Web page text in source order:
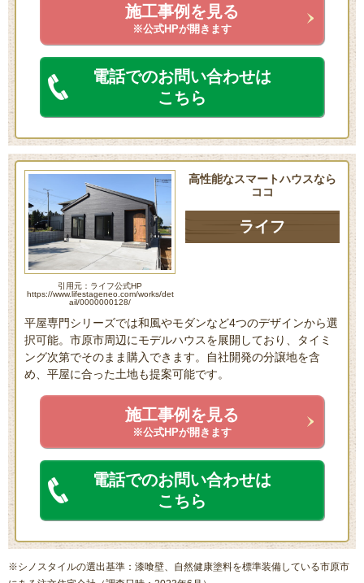
施工事例を見る
※公式HPが開きます
電話でのお問い合わせは
こちら
高性能なスマートハウスなら
ココ
ライフ
引用元：ライフ公式HP
https://www.lifestageneo.com/works/det
ail/0000000128/
平屋専門シリーズでは和風やモダンなど4つのデザインから選
択可能。市原市周辺にモデルハウスを展開しており、タイミ
ング次第でそのまま購入できます。自社開発の分譲地を含
め、平屋に合った土地も提案可能です。
施工事例を見る
※公式HPが開きます
電話でのお問い合わせは
こちら
※シノスタイルの選出基準：漆喰壁、自然健康塗料を標準装備している市原市